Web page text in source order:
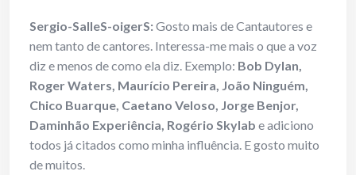
Sergio-SalleS-oigerS:Gosto mais de Cantautores e
nem tanto de cantores. Interessa-me mais o que a voz
diz e menos de como ela diz. Exemplo: Bob Dylan,
Roger Waters, Maurício Pereira, João Ninguém,
Chico Buarque, Caetano Veloso, Jorge Benjor,
Daminhão Experiência, Rogério Skylab e adiciono
todos já citados como minha influência. E gosto muito
de muitos.